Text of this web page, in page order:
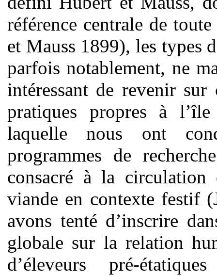
référence centrale de
et Mauss 1899), les types
parfois notablement, ne
intéressant de revenir sur
pratiques propres à
laquelle nous ont
programmes de
consacré à la
viande en contexte festif
avons tenté d’inscrire
globale sur la relation
d’éleveurs pré-